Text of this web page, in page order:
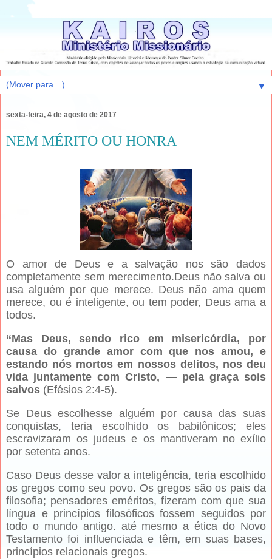
▼
sexta-feira, 4 de agosto de 2017
NEM MÉRITO OU HONRA
O amor de Deus e a salvação nos são dados
completamente sem merecimento.Deus não salva ou
usa alguém por que merece. Deus não ama quem
merece, ou é inteligente, ou tem poder, Deus ama a
todos.
“Mas Deus, sendo rico em misericórdia, por
causa do grande amor com que nos amou, e
estando nós mortos em nossos delitos, nos deu
vida juntamente com Cristo, — pela graça sois
salvos (Efésios 2:4-5).
Se Deus escolhesse alguém por causa das suas
conquistas, teria escolhido os babilônicos; eles
escravizaram os judeus e os mantiveram no exílio
por setenta anos.
Caso Deus desse valor a inteligência, teria escolhido
os gregos como seu povo. Os gregos são os pais da
filosofia; pensadores eméritos, fizeram com que sua
língua e princípios filosóficos fossem seguidos por
todo o mundo antigo. até mesmo a ética do Novo
Testamento foi influenciada e têm, em suas bases,
princípios relacionais gregos.